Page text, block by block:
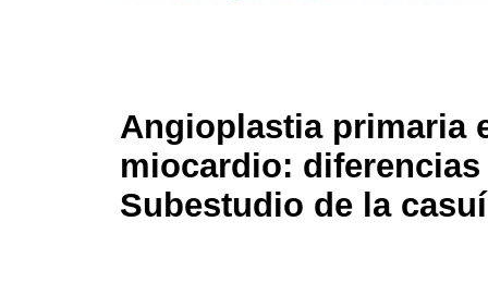
Angioplastia primaria
miocardio:
Subestudio de la